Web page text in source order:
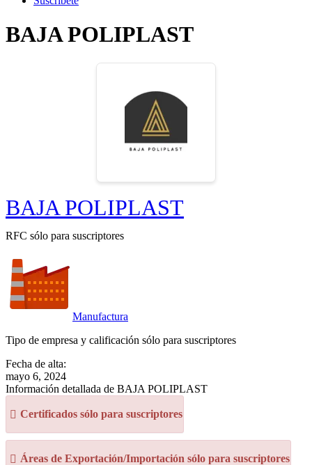
BAJA POLIPLAST
BAJA POLIPLAST
RFC sólo para suscriptores
Manufactura
Tipo de empresa y calificación sólo para suscriptores
Fecha de alta:
mayo 6, 2024
Información detallada de BAJA POLIPLAST
Certificados sólo para suscriptores
Áreas de Exportación/Importación sólo para suscriptores